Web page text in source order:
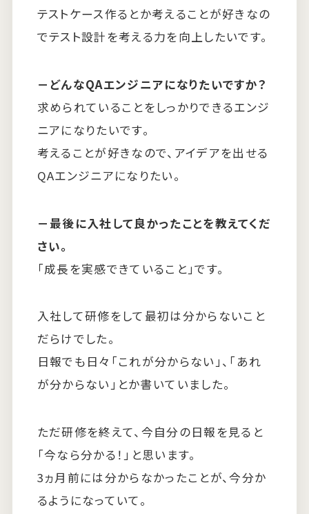
テストケース作るとか考えることが好きなの
でテスト設計を考える力を向上したいです。
－どんなQAエンジニアになりたいですか？
求められていることをしっかりできるエンジ
ニアになりたいです。
考えることが好きなので、アイデアを出せる
QAエンジニアになりたい。
－最後に入社して良かったことを教えてくだ
さい。
「成長を実感できていること」です。
入社して研修をして最初は分からないこと
だらけでした。
日報でも日々「これが分からない」、「あれ
が分からない」とか書いていました。
ただ研修を終えて、今自分の日報を見ると
「今なら分かる！」と思います。
3ヵ月前には分からなかったことが、今分か
るようになっていて。